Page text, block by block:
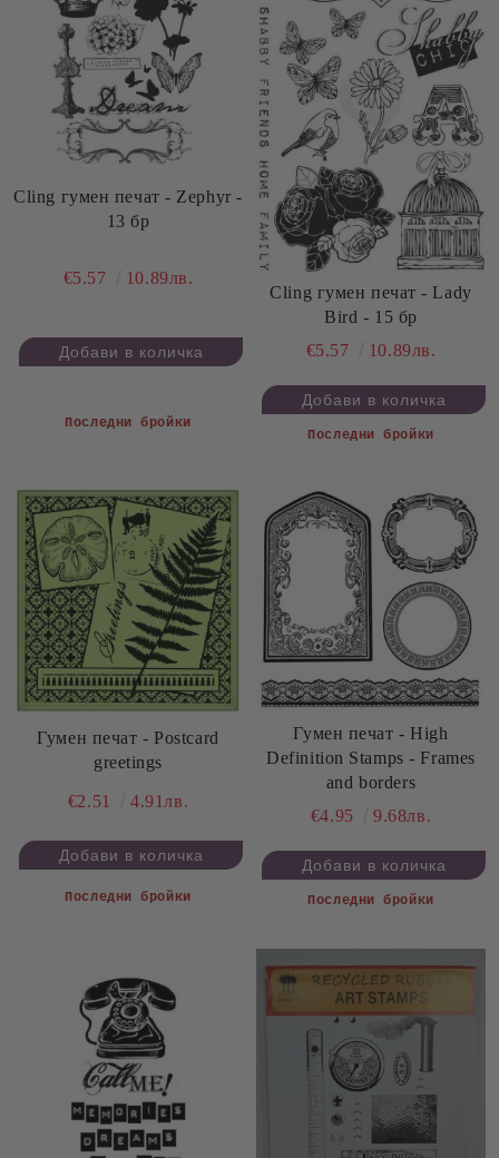
Cling гумен печат - Zephyr -
13 бр
€5.57 10.89лв.
Последни бройки
Cling гумен печат - Lady
Bird - 15 бр
€5.57
10.89лв.
Последни бройки
Гумен печат - Postcard
greetings
€2.51 4.91лв.
Последни бройки
Гумен печат - High
Definition Stamps - Frames
and borders
€4.95
9.68лв.
Последни бройки